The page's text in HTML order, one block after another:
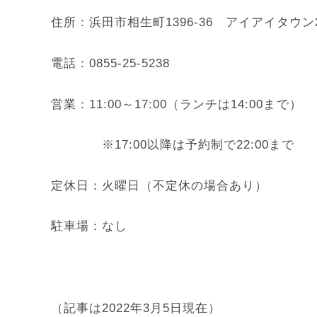
住所：浜田市相生町1396-36 アイアイタウ
電話：0855-25-5238
営業：11:00～17:00（ランチは14:00まで）
※17:00以降は予約制で22:00まで
定休日：火曜日（不定休の場合あり）
駐車場：なし
（記事は2022年3月5日現在）